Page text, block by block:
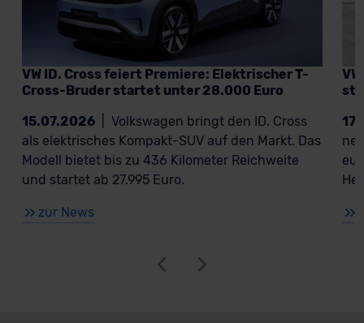
VW ID. Cross feiert Premiere: Elektrischer T-
Cross-Bruder startet unter 28.000 Euro
15.07.2026
Volkswagen bringt den ID. Cross
als elektrisches Kompakt-SUV auf den Markt. Das
Modell bietet bis zu 436 Kilometer Reichweite
und startet ab 27.995 Euro.
zur News